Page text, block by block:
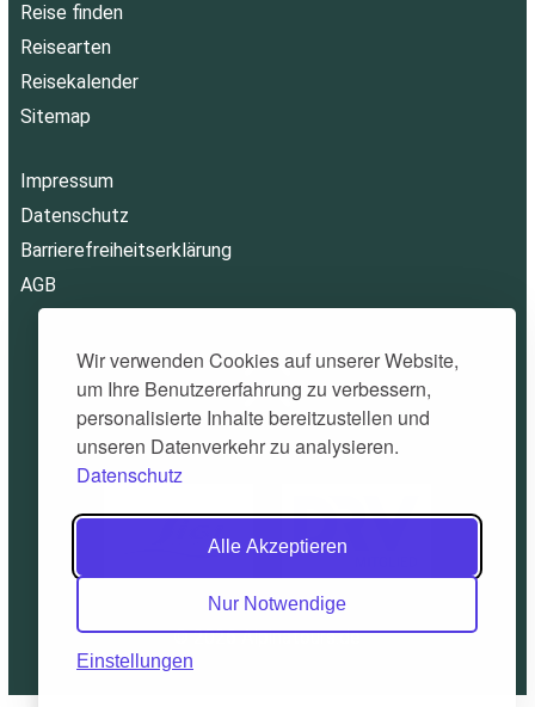
Wir verwenden Cookies auf unserer Website,
um Ihre Benutzererfahrung zu verbessern,
personalisierte Inhalte bereitzustellen und
unseren Datenverkehr zu analysieren.
Datenschutz
Alle Akzeptieren
Nur Notwendige
Einstellungen
Reise finden
Reisearten
Reisekalender
Sitemap
Impressum
Datenschutz
Barrierefreiheitserklärung
AGB
© 2026 Alpinatours.de